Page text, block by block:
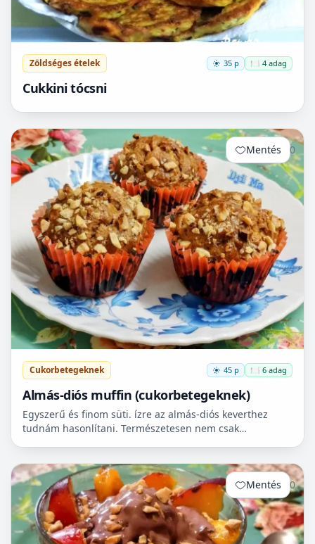
Zöldséges ételek 35 p 🍽️ 4 adag
Cukkini tócsni
Mentés 0
Cukorbetegeknek 45 p 🍽️ 6 adag
Almás-diós muffin (cukorbetegeknek)
Egyszerű és finom süti. ízre az almás-diós keverthez
tudnám hasonlítani. Természetesen nem csak
Mentés 0